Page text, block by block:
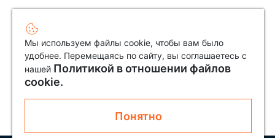
Мы используем файлы cookie, чтобы вам было
удобнее. Перемещаясь по сайту, вы соглашаетесь с
нашей Политикой в отношении файлов
cookie.
Понятно